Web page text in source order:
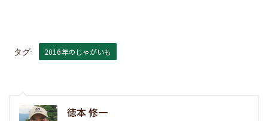
タグ: 2016年のじゃがいも
徳本 修一